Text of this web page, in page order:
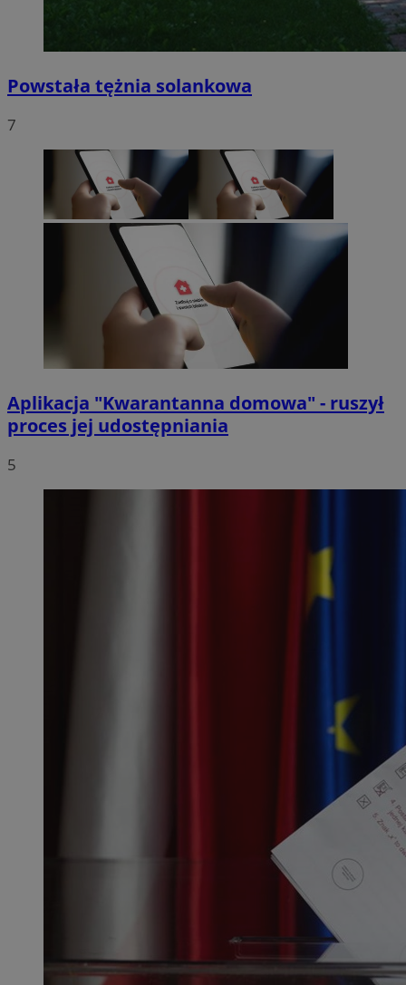
Powstała tężnia solankowa
7
Aplikacja "Kwarantanna domowa" - ruszył
proces jej udostępniania
5